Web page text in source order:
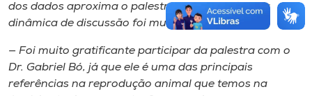
dos dados aproxima o palestrante do público e a
dinâmica de discussão foi muito produtiva.
­— Foi muito gratificante participar da palestra com o
Dr. Gabriel Bó, já que ele é uma das principais
referências na reprodução animal que temos na